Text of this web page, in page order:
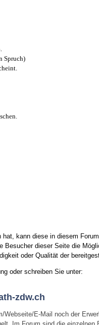
Spruch)
kann diese in diesem
dieser Seite die
oder Qualität der
oder schreiben Sie unter:
zdw.ch
E-Mail noch der